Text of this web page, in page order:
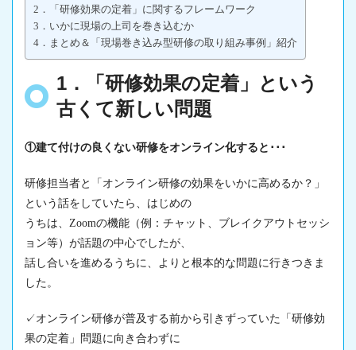
2．「研修効果の定着」に関するフレームワーク
3．いかに現場の上司を巻き込むか
4．まとめ＆「現場巻き込み型研修の取り組み事例」紹介
1．「研修効果の定着」という
古くて新しい問題
①建て付けの良くない研修をオンライン化すると･･･
研修担当者と「オンライン研修の効果をいかに高めるか？」
という話をしていたら、はじめの
うちは、Zoomの機能（例：チャット、ブレイクアウトセッシ
ョン等）が話題の中心でしたが、
話し合いを進めるうちに、よりと根本的な問題に行きつきま
した。
✓オンライン研修が普及する前から引きずっていた「 研修効
果の定着 」問題に向き合わずに